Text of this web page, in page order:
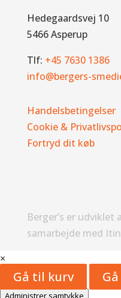
Hedegaardsvej 10
5466 Asperup
Tlf: +45 7630 1386
info@bergers-
Handelsbetingelser
Cookie &
Fortryd dit køb
Berger’s er
samarbejde med
×
Gå til kurv
Administrer samtykke